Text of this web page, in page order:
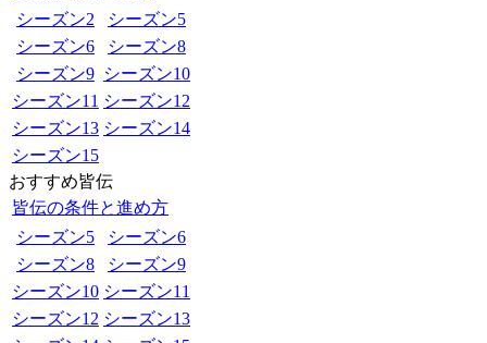
シーズン2
シーズン5
シーズン6
シーズン8
シーズン9 シーズン10
シーズン11 シーズン12
シーズン13 シーズン14
シーズン15
おすすめ皆伝
皆伝の条件と進め方
シーズン5
シーズン6
シーズン8
シーズン9
シーズン10 シーズン11
シーズン12 シーズン13